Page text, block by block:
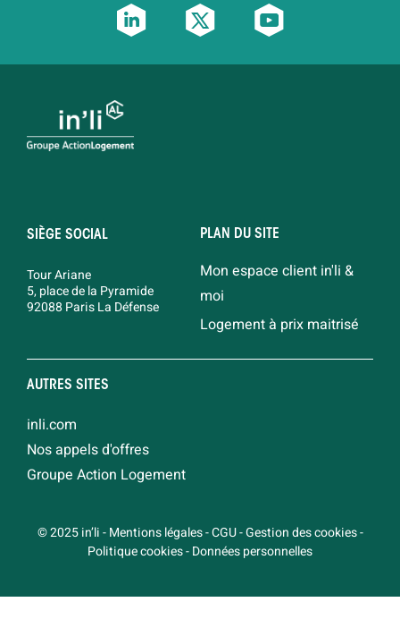
SIÈGE SOCIAL
Tour Ariane
5, place de la Pyramide
92088 Paris La Défense
PLAN DU SITE
Mon espace client in'li &
moi
Logement à prix maitrisé
AUTRES SITES
inli.com
Nos appels d'offres
Groupe Action Logement
© 2025 in’li-Mentions légales-CGU-Gestion des cookies-
Politique cookies-Données personnelles